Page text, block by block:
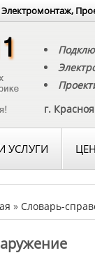
Электромонтаж,
г.
УСЛУГИ
» Словарь-